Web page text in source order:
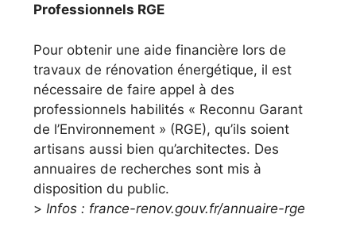
Professionnels RGE
Pour obtenir une aide financière lors de
travaux de rénovation énergétique, il est
nécessaire de faire appel à des
professionnels habilités « Reconnu Garant
de l’Environnement » (RGE), qu’ils soient
artisans aussi bien qu’architectes. Des
annuaires de recherches sont mis à
disposition du public.
> Infos : france-renov.gouv.fr/annuaire-rge